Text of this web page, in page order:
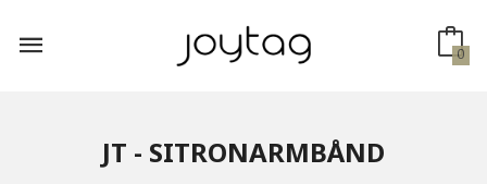
innholdet
0
JT - SITRONARMBÅND